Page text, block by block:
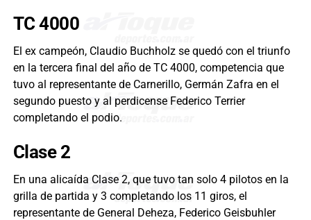
TC 4000
El ex campeón, Claudio Buchholz se quedó con el triunfo
en la tercera final del año de TC 4000, competencia que
tuvo al representante de Carnerillo, Germán Zafra en el
segundo puesto y al perdicense Federico Terrier
completando el podio.
Clase 2
En una alicaída Clase 2, que tuvo tan solo 4 pilotos en la
grilla de partida y 3 completando los 11 giros, el
representante de General Deheza, Federico Geisbuhler